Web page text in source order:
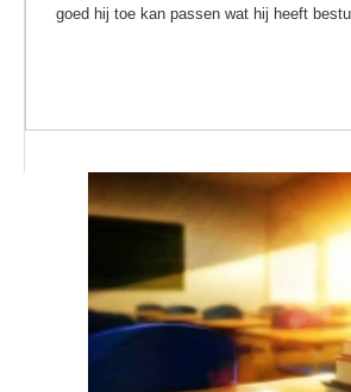
goed hij toe kan passen wat hij heeft